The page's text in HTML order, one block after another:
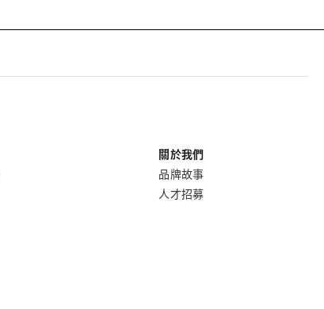
關於我們
品牌故事
人才招募